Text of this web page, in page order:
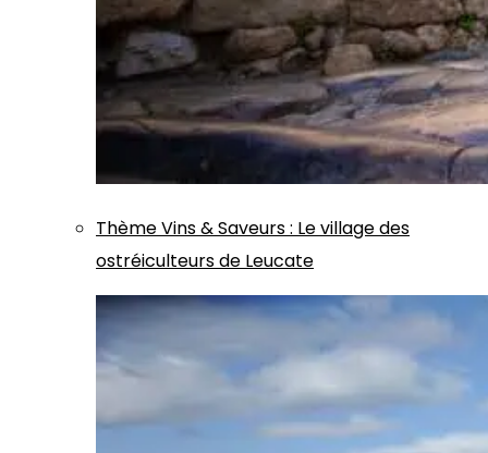
ThèmeVins & Saveurs: Le village des
ostréiculteurs de Leucate